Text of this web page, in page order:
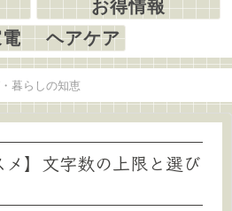
お得情報
電 ヘアケア
暮らしの知恵
メ】文字数の上限と選び